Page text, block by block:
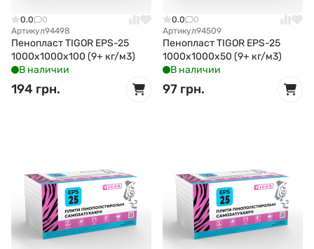
0.0
0
Артикул94498
Пенопласт TIGOR EPS-25
1000x1000x100 (9+ кг/м3)
В наличии
194 грн.
0.0
0
Артикул94509
Пенопласт TIGOR EPS-25
1000x1000x50 (9+ кг/м3)
В наличии
97 грн.